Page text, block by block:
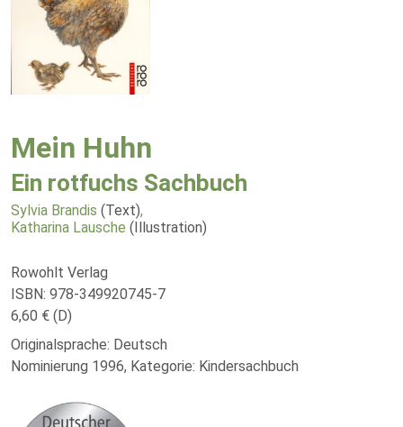
Mein Huhn
Ein rotfuchs Sachbuch
Sylvia Brandis (Text),
Katharina Lausche (Illustration)
Rowohlt Verlag
ISBN: 978-349920745-7
6,60 € (D)
Originalsprache: Deutsch
Nominierung 1996, Kategorie: Kindersachbuch